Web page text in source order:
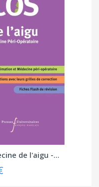
de l'aigu -...